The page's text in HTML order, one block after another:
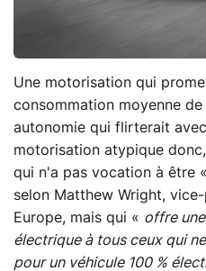
Une motorisation qui
consommation moyenne
autonomie qui flirterait
motorisation atypique
qui n'a pas vocation à être «
selon Matthew Wright,
Europe, mais qui « offre
électrique à tous ceux qui
pour un véhicule 100 %